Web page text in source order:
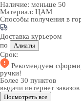
Наличие: меньше 50
Материал: ЦАМ
Способы получения в
Доставка курьером
по
Алматы
Срок:
Рекомендуем
ручки!
Более 30 пунктов
выдачи интернет заказов
Посмотреть все